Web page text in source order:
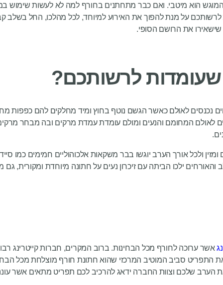
המוגש הוא מיטבי. ואם כבר מתחתנים בחורף למה לא לעשות שימוש
לרשותכם על מנת להפוך את האירוע למיוחד, לכל מהלכו, החל
שישאירו את הרושם הסופי.
לרשותכם?
נכנסים לאולם כאשר הגשם נוטף בחוץ ומיד מחלקים להם
לאולם המחומם והנעים ומולם עומדת עמדת מרקים ובה מבחר
ולכל אורך הערב יוגשו בבר משקאות אלכוהוליים חמימים כמו
ילכו הביתה עם זיכרון נעים על חתונה מיוחדת ומקורית,
אשר ערוכה לחורף מכל הבחינות. ברוב המקרים, חברות קייטרינג
את התפריט סביב המוטיב המרכזי שהוא חתונת חורף מוצלחת מכל
הערב שלכם וצוות החברה ידאג להרכיב לכם תפריט מתאים אשר